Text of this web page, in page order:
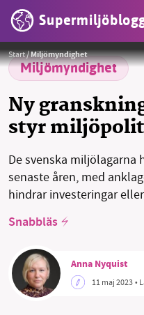
OMRÅDEN
MILJÖFAKTA
OM OSS
Threads
Start/Miljömyndighet
Miljömyndighet
Ny
styr
De svenska
senaste åren, med
hindrar investeringar
Snabbläs
Anna Nyquist
11 maj 2023•